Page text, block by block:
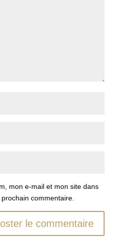
mon e-mail et mon site dans
commentaire.